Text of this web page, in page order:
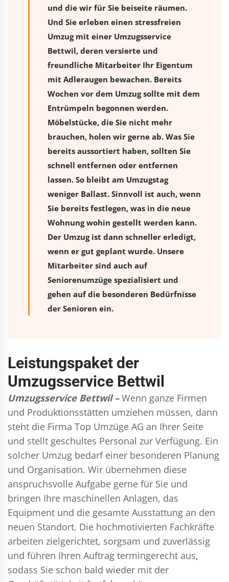
und die wir für Sie beiseite räumen.
Und Sie erleben einen stressfreien
Umzugmit einer Umzugsservice
Bettwil, deren versierte und
freundliche Mitarbeiter Ihr Eigentum
mit Adleraugen bewachen. Bereits
Wochen vor dem Umzug sollte mit dem
Entrümpeln begonnen werden.
Möbelstücke, die Sie nicht mehr
brauchen, holen wir gerne ab. Was Sie
bereits aussortiert haben, sollten Sie
schnell entfernen oder entfernen
lassen. So bleibt am Umzugstag
weniger Ballast. Sinnvoll ist auch, wenn
Sie bereits festlegen, was in die neue
Wohnung wohin gestellt werden kann.
Der Umzug ist dann schneller erledigt,
wenn er gut geplant wurde. Unsere
Mitarbeiter sind auch auf
Seniorenumzüge spezialisiert und
gehen auf die besonderen Bedürfnisse
der Senioren ein.
Leistungspaket der
Umzugsservice Bettwil
Umzugsservice Bettwil – Wenn ganze Firmen
und Produktionsstätten umziehen müssen, dann
steht die Firma Top Umzüge AG an Ihrer Seite
und stellt geschultes Personal zur Verfügung. Ein
solcher Umzug bedarf einer besonderen Planung
und Organisation. Wir übernehmen diese
anspruchsvolle Aufgabe gerne für Sie und
bringen Ihre maschinellen Anlagen, das
Equipment und die gesamte Ausstattung an den
neuen Standort. Die hochmotivierten Fachkräfte
arbeiten zielgerichtet, sorgsam und zuverlässig
und führen Ihren Auftrag termingerecht aus,
sodass Sie schon bald wieder mit der